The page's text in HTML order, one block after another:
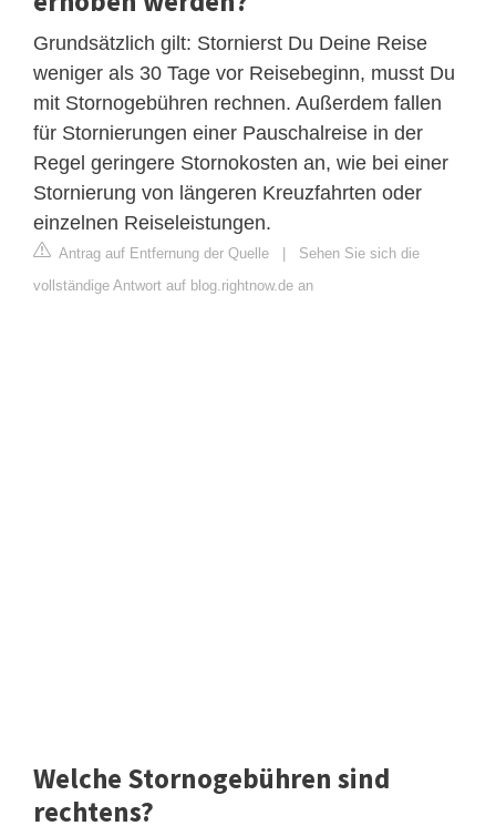
Grundsätzlich gilt: Stornierst Du Deine Reise
weniger als 30 Tage vor Reisebeginn, musst Du
mit Stornogebühren rechnen. Außerdem fallen
für Stornierungen einer Pauschalreise in der
Regel geringere Stornokosten an, wie bei einer
Stornierung von längeren Kreuzfahrten oder
einzelnen Reiseleistungen.
Antrag auf Entfernung der Quelle
Sehen Sie sich die
vollständige Antwort auf blog.rightnow.de an
Welche Stornogebühren sind
rechtens?